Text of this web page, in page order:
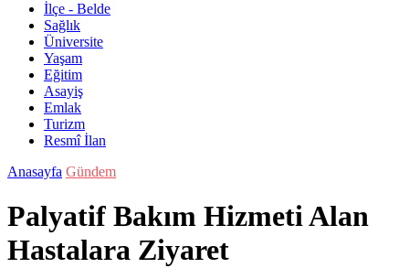
İlçe - Belde
Sağlık
Üniversite
Yaşam
Eğitim
Asayiş
Emlak
Turizm
Resmî İlan
Anasayfa Gündem
Palyatif Bakım Hizmeti Alan
Hastalara Ziyaret